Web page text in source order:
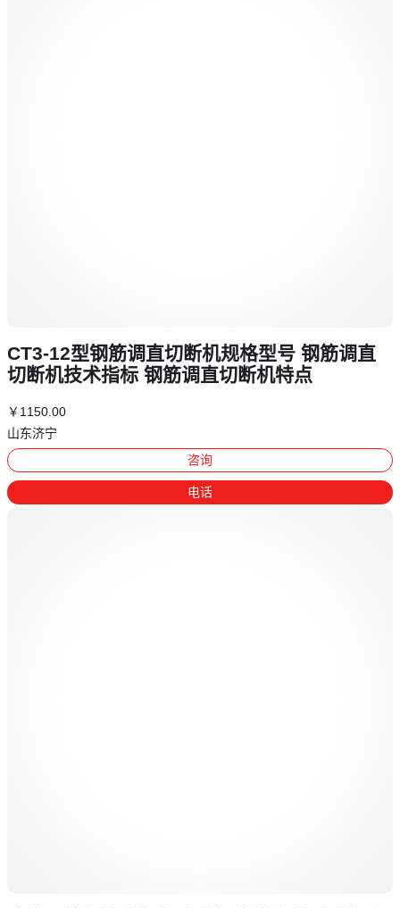
CT3-12型钢筋调直切断机规格型号 钢筋调直
切断机技术指标 钢筋调直切断机特点
￥ 1150.00
山东济宁
咨询
电话